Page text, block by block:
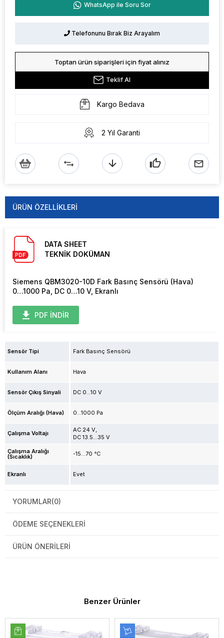
WhatsApp ile Soru Sor
Telefonunu Bırak Biz Arayalım
Toptan ürün siparişleri için fiyat alınız
Teklif Al
Kargo Bedava
2 Yıl Garanti
ÜRÜN ÖZELLIKLERI
DATA SHEET
TEKNİK DOKÜMAN
Siemens QBM3020-10D Fark Basınç Sensörü (Hava)
0…1000 Pa, DC 0…10 V, Ekranlı
PDF İNDİR
Sensör Tipi Fark Basınç Sensörü
Kullanım Alanı Hava
Sensör Çıkış Sinyali DC 0...10 V
Ölçüm Aralığı (Hava) 0...1000 Pa
Çalışma Voltajı
AC 24 V
DC 13.5...35 V
Çalışma Aralığı
(Sıcaklık) -15...70 °C
Ekranlı Evet
YORUMLAR(0)
ÖDEME SEÇENEKLERI
ÜRÜN ÖNERILERI
Benzer Ürünler